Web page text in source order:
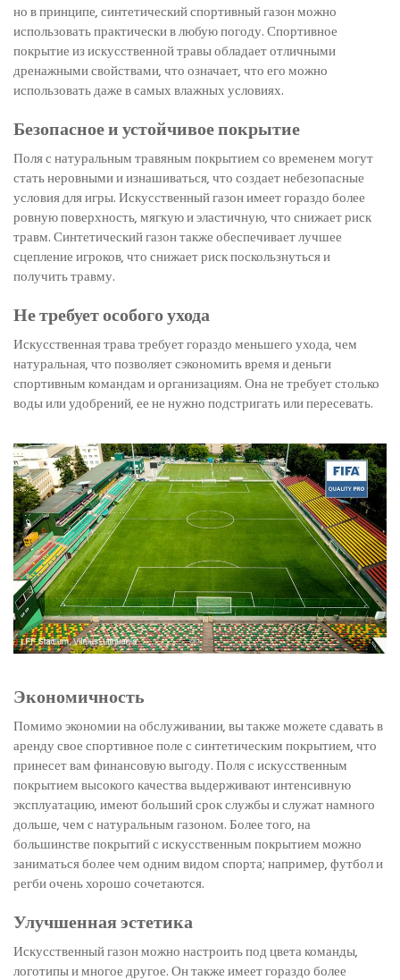
но в принципе, синтетический спортивный газон можно
использовать практически в любую погоду. Спортивное
покрытие из искусственной травы обладает отличными
дренажными свойствами, что означает, что его можно
использовать даже в самых влажных условиях.
Безопасное и устойчивое покрытие
Поля с натуральным травяным покрытием со временем могут
стать неровными и изнашиваться, что создает небезопасные
условия для игры. Искусственный газон имеет гораздо более
ровную поверхность, мягкую и эластичную, что снижает риск
травм. Синтетический газон также обеспечивает лучшее
сцепление игроков, что снижает риск поскользнуться и
получить травму.
Не требует особого ухода
Искусственная трава требует гораздо меньшего ухода, чем
натуральная, что позволяет сэкономить время и деньги
спортивным командам и организациям. Она не требует столько
воды или удобрений, ее не нужно подстригать или пересевать.
Экономичность
Помимо экономии на обслуживании, вы также можете сдавать в
аренду свое спортивное поле с синтетическим покрытием, что
принесет вам финансовую выгоду. Поля с искусственным
покрытием высокого качества выдерживают интенсивную
эксплуатацию, имеют больший срок службы и служат намного
дольше, чем с натуральным газоном. Более того, на
большинстве покрытий с искусственным покрытием можно
заниматься более чем одним видом спорта; например, футбол и
регби очень хорошо сочетаются.
Улучшенная эстетика
Искусственный газон можно настроить под цвета команды,
логотипы и многое другое. Он также имеет гораздо более